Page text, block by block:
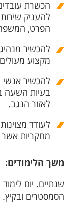
הכשרת עובדים
להעניק
הפרט,
להכשיר
מקצוע
להכשיר אנשי
בעיות השעה
לאזור הנגב.
לעודד
מחקריות
משך הלימודים:
שנתיים. יום
הסמסטרים ובקיץ.